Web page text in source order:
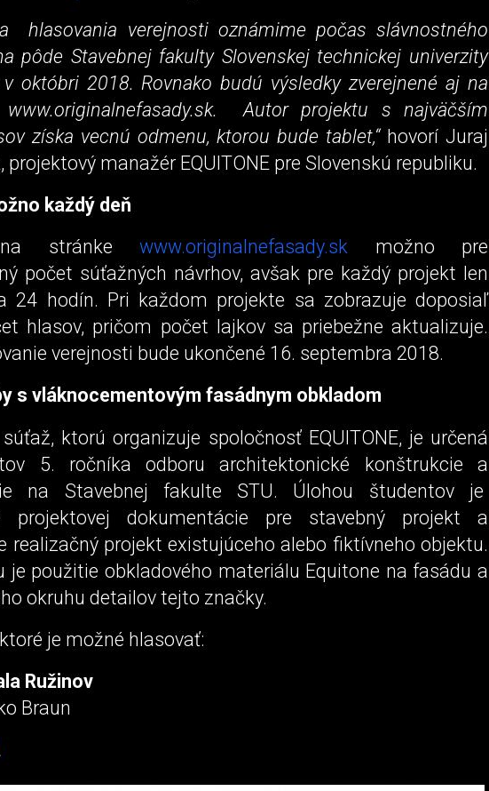
hlasovania verejnosti oznámime počas slávnostného
pôde Stavebnej fakulty Slovenskej technickej univerzity
októbri 2018. Rovnako budú výsledky zverejnené aj na
www.originalnefasady.sk. Autor projektu s najväčším
získa vecnú odmenu, ktorou bude tablet,“hovorí Juraj
projektový manažér EQUITONE pre Slovenskú republiku.
každý deň
na stránkewww.originalnefasady.sk možno pre
počet súťažných návrhov, avšak pre každý projekt len
24 hodín. Pri každom projekte sa zobrazuje doposiaľ
hlasov, pričom počet lajkov sa priebežne aktualizuje.
verejnosti bude ukončené 16. septembra 2018.
s vláknocementovým fasádnym obkladom
ktorú organizuje spoločnosť EQUITONE, je určená
5. ročníka odboru architektonické konštrukcie a
na Stavebnej fakulte STU. Úlohou študentov je
projektovej dokumentácie pre stavebný projekt a
realizačný projekt existujúceho alebo fiktívneho objektu.
je použitie obkladového materiálu Equitone na fasádu a
okruhu detailov tejto značky.
je možné hlasovať:
Ružinov
Braun